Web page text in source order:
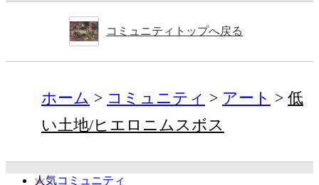
コミュニティトップへ戻る
ホーム コミュニティ アート
低
い土地/ヒエロニムスボス
人気コミュニティ